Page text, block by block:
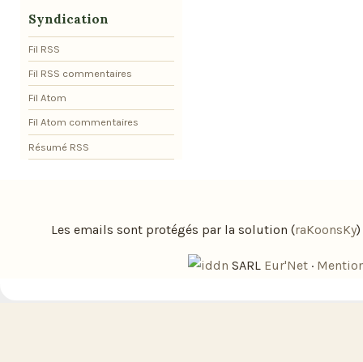
Syndication
Fil RSS
Fil RSS commentaires
Fil Atom
Fil Atom commentaires
Résumé RSS
Les emails sont protégés par la solution (raKoonsKy)
SARL Eur'Net ·